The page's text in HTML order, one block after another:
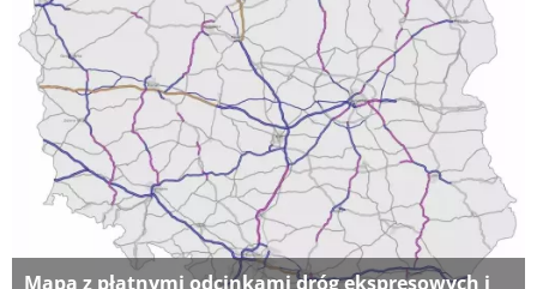
Mapa z płatnymi odcinkami dróg ekspresowych i